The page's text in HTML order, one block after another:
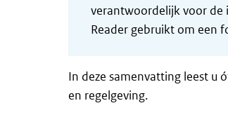
verantwoordelijk voor de
Reader gebruikt om een
In deze samenvatting leest u
en regelgeving.